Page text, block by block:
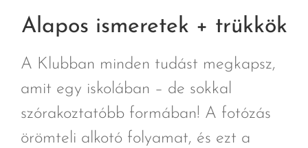
Alapos ismeretek + trükkök
A Klubban minden tudást megkapsz,
amit egy iskolában – de sokkal
szórakoztatóbb formában! A fotózás
örömteli alkotó folyamat, és ezt a